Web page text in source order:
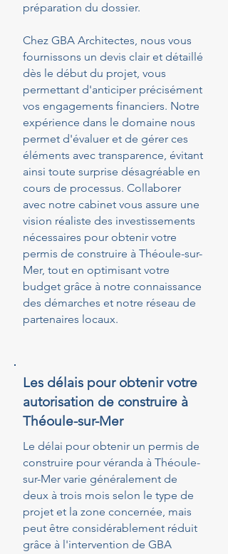
préparation du dossier.
Chez GBA Architectes, nous vous
fournissons un devis clair et détaillé
dès le début du projet, vous
permettant d'anticiper précisément
vos engagements financiers. Notre
expérience dans le domaine nous
permet d'évaluer et de gérer ces
éléments avec transparence, évitant
ainsi toute surprise désagréable en
cours de processus. Collaborer
avec notre cabinet vous assure une
vision réaliste des investissements
nécessaires pour obtenir votre
permis de construire à Théoule-sur-
Mer, tout en optimisant votre
budget grâce à notre connaissance
des démarches et notre réseau de
partenaires locaux.
Les délais pour obtenir votre
autorisation de construire à
Théoule-sur-Mer
Le délai pour obtenir un permis de
construire pour véranda à Théoule-
sur-Mer varie généralement de
deux à trois mois selon le type de
projet et la zone concernée, mais
peut être considérablement réduit
grâce à l'intervention de GBA